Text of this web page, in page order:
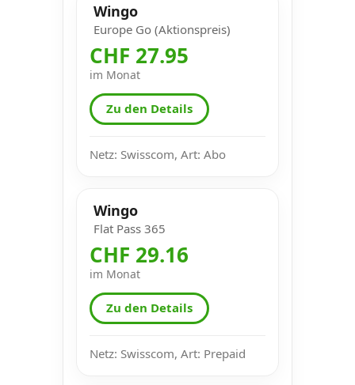
Wingo
Europe Go (Aktionspreis)
CHF 27.95
im Monat
Zu den Details
Netz: Swisscom, Art: Abo
Wingo
Flat Pass 365
CHF 29.16
im Monat
Zu den Details
Netz: Swisscom, Art: Prepaid